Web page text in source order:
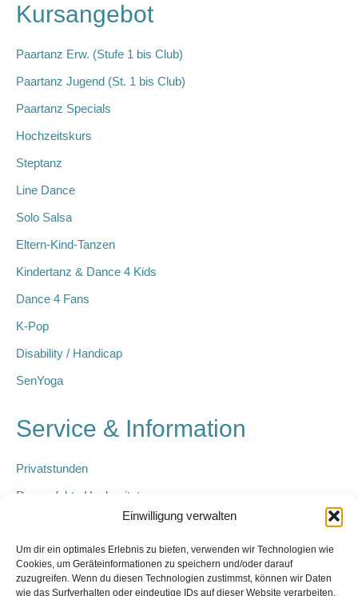
Einwilligung verwalten
Um dir ein optimales Erlebnis zu bieten, verwenden wir Technologien wie
Cookies, um Geräteinformationen zu speichern und/oder darauf
zuzugreifen. Wenn du diesen Technologien zustimmst, können wir Daten
wie das Surfverhalten oder eindeutige IDs auf dieser Website verarbeiten.
Kursangebot
Paartanz Erw. (Stufe 1 bis Club)
Paartanz Jugend (St. 1 bis Club)
Paartanz Specials
Hochzeitskurs
Steptanz
Line Dance
Solo Salsa
Eltern-Kind-Tanzen
Kindertanz & Dance 4 Kids
Dance 4 Fans
K-Pop
Disability / Handicap
SenYoga
Service & Information
Privatstunden
Der perfekte Hochzeitstanz
Geschenk-Gutschein
Junggesellinnen-Abschied